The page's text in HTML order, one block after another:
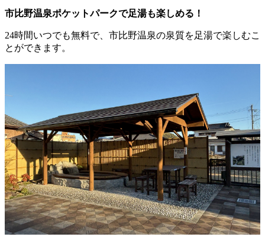
市比野温泉ポケットパークで足湯も楽しめる！
24時間いつでも無料で、市比野温泉の泉質を足湯で楽しむこ
とができます。